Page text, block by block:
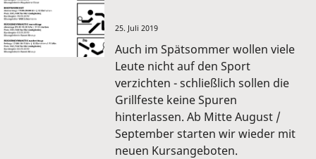
25. Juli 2019
Auch im Spätsommer wollen viele
Leute nicht auf den Sport
verzichten - schließlich sollen die
Grillfeste keine Spuren
hinterlassen. Ab Mitte August /
September starten wir wieder mit
neuen Kursangeboten.